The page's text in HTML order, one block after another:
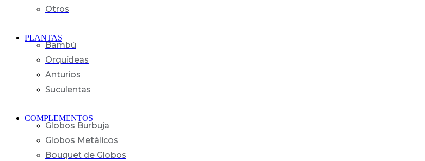
Otros
PLANTAS
Bambú
Orquídeas
Anturios
Suculentas
COMPLEMENTOS
Globos Burbuja
Globos Metálicos
Bouquet de Globos